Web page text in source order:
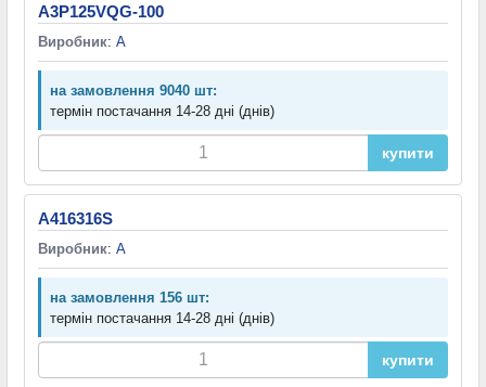
A3P125VQG-100
Виробник: A
на замовлення 9040 шт:
термін постачання 14-28 дні (днів)
купити
A416316S
Виробник: A
на замовлення 156 шт:
термін постачання 14-28 дні (днів)
купити